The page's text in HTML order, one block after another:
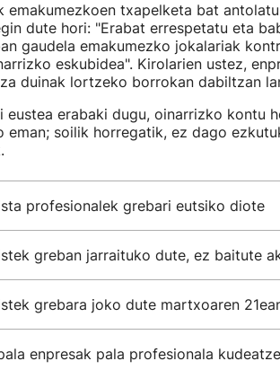
emakumezkoen txapelketa bat
dute hori: "Erabat errespetatu eta
gaudela emakumezko jokalariak
eskubidea". Kirolarien ustez,
duinak lortzeko borrokan dabiltzan
eustea erabaki dugu, oinarrizko kontu
eman; soilik horregatik, ez dago
profesionalek grebari eutsiko diote
greban jarraituko dute, ez baitute
grebara joko dute martxoaren
enpresak pala profesionala